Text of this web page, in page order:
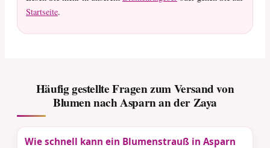
Startseite.
Häufig gestellte Fragen zum Versand von
Blumen nach Asparn an der Zaya
Wie schnell kann ein Blumenstrauß in Asparn